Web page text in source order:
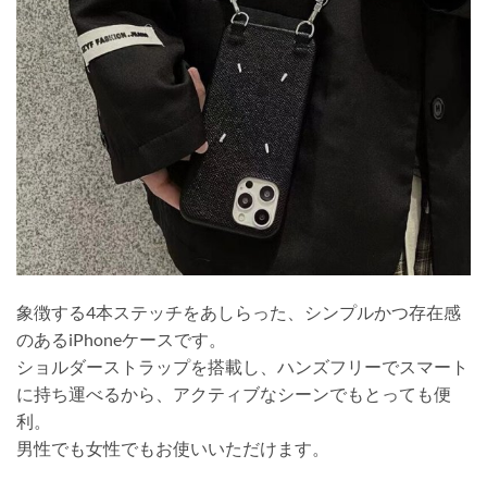
象徴する4本ステッチをあしらった、シンプルかつ存在感
のあるiPhoneケースです。
ショルダーストラップを搭載し、ハンズフリーでスマート
に持ち運べるから、アクティブなシーンでもとっても便
利。
男性でも女性でもお使いいただけます。